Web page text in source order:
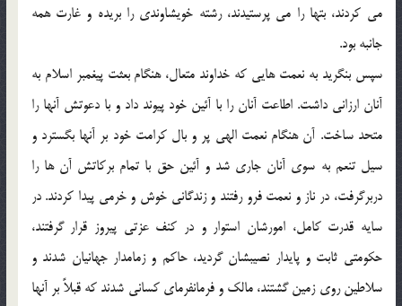
می کردند، بتها را می پرستیدند، رشته خویشاوندی را بریده و غارت همه
جانبه بود.
سپس بنگرید به نعمت هایی که خداوند متعال، هنگام بعثت پیغمبر اسلام به
آنان ارزانی داشت. اطاعت آنان را با آئین خود پیوند داد و با دعوتش آنها را
متحد ساخت. آن هنگام نعمت الهی پر و بال کرامت خود بر آنها بگسترد و
سیل تنعم به سوی آنان جاری شد و آئین حق با تمام برکاتش آن ها را
دربرگرفت، در ناز و نعمت فرو رفتند و زندگانی خوش و خرمی پیدا کردند. در
سایه قدرت کامل، امورشان استوار و در کنف عزتی پیروز قرار گرفتند،
حکومتی ثابت و پایدار نصیبشان گردید، حاکم و زمامدار جهانیان شدند و
سلاطین روی زمین گشتند، مالک و فرمانفرمای کسانی شدند که قبلاً بر آنها